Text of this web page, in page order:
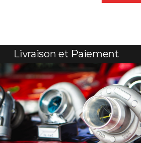
Livraison et Paiement